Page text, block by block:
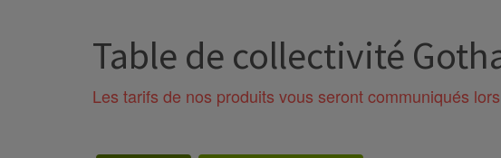
Table de collectivité
Les tarifs de nos produits vous seront communiqués